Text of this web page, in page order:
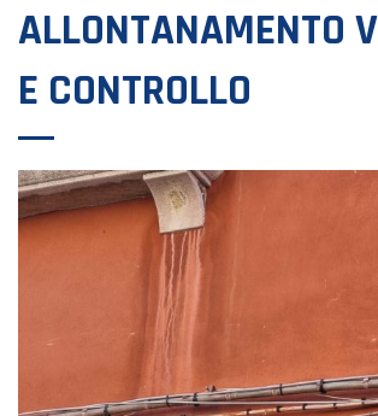
ALLONTANAMENTO
E CONTROLLO